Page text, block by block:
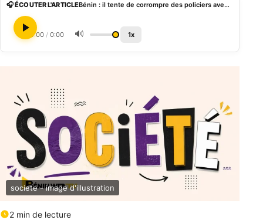
🎧 ÉCOUTER L'ARTICLE Bénin : il tente de corrompre des policiers avec 10 000 FCFA et se fait arrêter
0:00 / 0:00 🔊 1x
societe - image d'illustration
2 min de lecture